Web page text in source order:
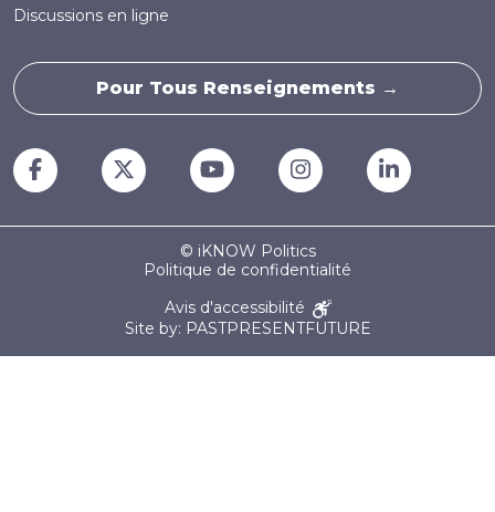
Discussions en ligne
Pour Tous Renseignements →
© iKNOW Politics
Politique de confidentialité
Avis d'accessibilité
Site by: PASTPRESENTFUTURE